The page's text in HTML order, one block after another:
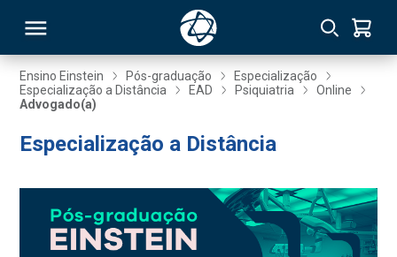
Ensino Einstein Pós-graduação
Especialização
Especialização a Distância
EAD Psiquiatria
Online
Advogado(a)
Especialização a Distância